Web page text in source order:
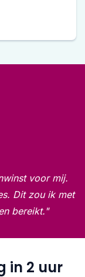
voor mij.
Dit zou ik met
bereikt."
in 2 uur